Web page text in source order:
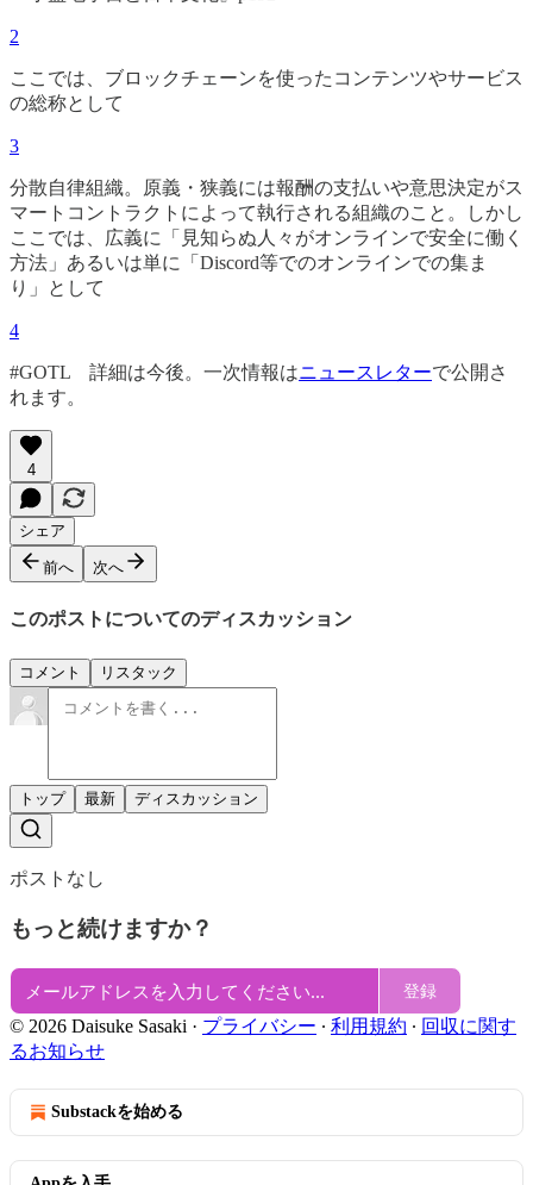
2
ここでは、ブロックチェーンを使ったコンテンツやサービス
の総称として
3
分散自律組織。原義・狭義には報酬の支払いや意思決定がス
マートコントラクトによって執行される組織のこと。しかし
ここでは、広義に「見知らぬ人々がオンラインで安全に働く
方法」あるいは単に「Discord等でのオンラインでの集ま
り」として
4
#GOTL 詳細は今後。一次情報はニュースレターで公開さ
れます。
4
シェア
前へ 次へ
このポストについてのディスカッション
コメント リスタック
トップ 最新 ディスカッション
ポストなし
もっと続けますか？
登録
© 2026 Daisuke Sasaki · プライバシー ∙ 利用規約 ∙ 回収に関す
るお知らせ
Substackを始める